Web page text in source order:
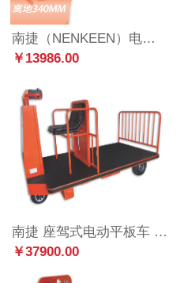
南捷（NENKEEN）电动手推车带护栏不锈钢银库银行用车重型工具四轮电动手推车【NK-117带护栏】
￥13986.00
南捷 座驾式电动平板车 NK-120
￥37900.00